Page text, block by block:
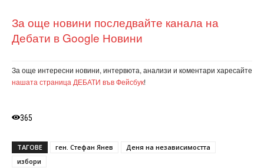
За още новини последвайте канала на
Дебати в Google Новини
За още интересни новини, интервюта, анализи и коментари харесайте
нашата страница ДЕБАТИ във Фейсбук!
365
ТАГОВЕ ген. Стефан Янев
Деня на независимостта
избори